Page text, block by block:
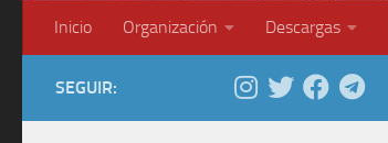
Inicio Organización Descargas
SEGUIR: